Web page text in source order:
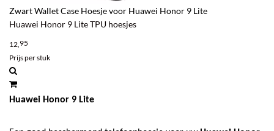
Zwart Wallet Case Hoesje voor Huawei Honor 9 Lite
Huawei Honor 9 Lite TPU hoesjes
12,95
Prijs per stuk
Huawei Honor 9 Lite